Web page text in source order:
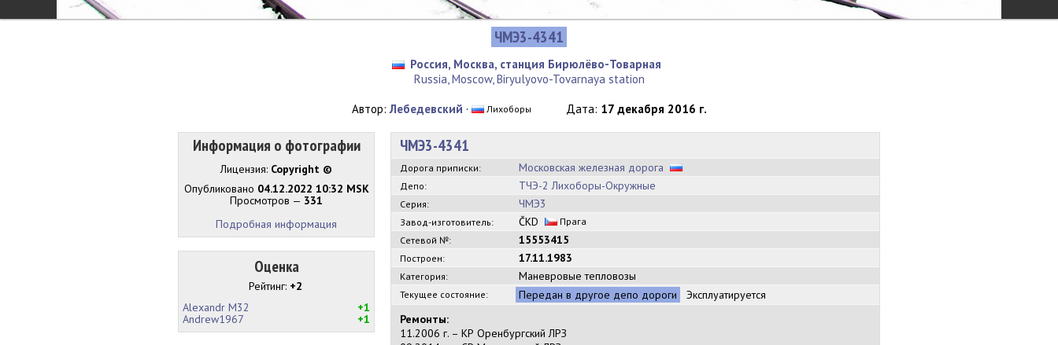
ЧМЭ3-4341
Россия, Москва, станция Бирюлёво-Товарная
Russia, Moscow, Biryulyovo-Tovarnaya station
Автор:Лебедевский · Лихоборы Дата: 17 декабря 2016 г.
Информация о фотографии
Лицензия: Copyright ©
Опубликовано 04.12.2022 10:32 MSK
Просмотров — 331
Подробная информация
Оценка
Рейтинг: +2
Alexandr M32
+1
Andrew1967
+1
ЧМЭ3-4341
Дорога приписки: Московская железная дорога
Депо: ТЧЭ-2 Лихоборы-Окружные
Серия: ЧМЭ3
Завод-изготовитель: ČKD
Прага
Сетевой №:
15553415
Построен: 17.11.1983
Категория: Маневровые тепловозы
Текущее состояние: Передан в другое депо дороги
Эксплуатируется
Ремонты:
11.2006 г. – КР Оренбургский ЛРЗ